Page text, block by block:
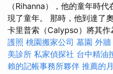
（Rihanna），他的童年時
現了童年。 那時，他到達了
卡里普索（Calypso）將其
護照 桃園搬家公司 墓園 外牆
美診所 私家偵探社 台中精油
賴的記帳事務所夥伴 推薦的